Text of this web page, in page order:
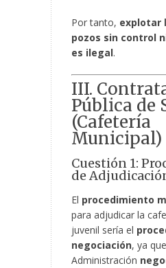
Por tanto, explotar
pozos sin control
es ilegal.
III.
Pública de
(Cafetería
Municipal)
Cuestión 1:
de
El procedimiento
para adjudicar la
juvenil sería el
negociación, ya
Administración